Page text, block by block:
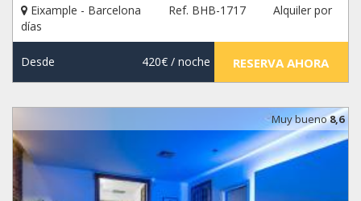
Eixample - Barcelona
Ref. BHB-1717
Alquiler por
días
Desde 420€/ noche RESERVA AHORA
Muy bueno8,6